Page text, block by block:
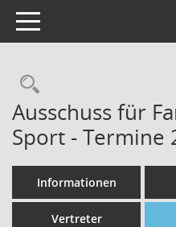
Toggle navigation
Ausschuss für
Sport - Termine
Informationen
Vertreter